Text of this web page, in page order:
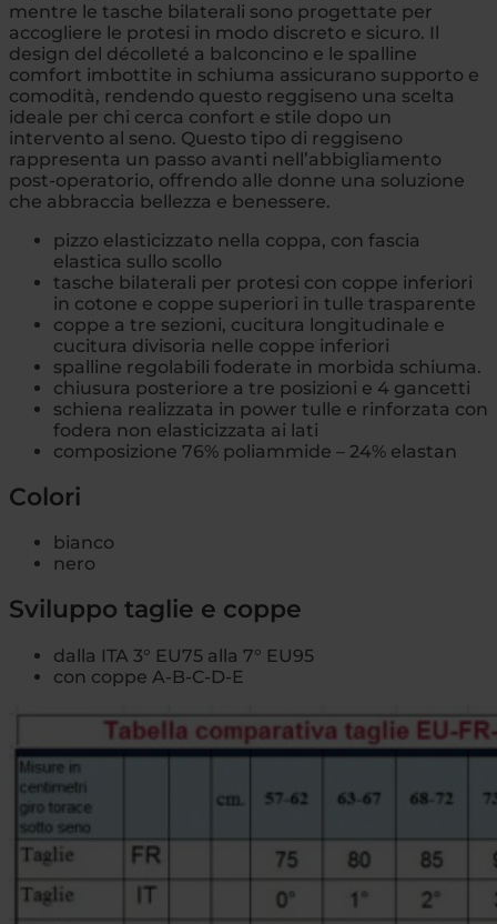
mentre le tasche bilaterali sono progettate per
accogliere le protesi in modo discreto e sicuro. Il
design del décolleté a balconcino e le spalline
comfort imbottite in schiuma assicurano supporto e
comodità, rendendo questo reggiseno una scelta
ideale per chi cerca confort e stile dopo un
intervento al seno. Questo tipo di reggiseno
rappresenta un passo avanti nell’abbigliamento
post-operatorio, offrendo alle donne una soluzione
che abbraccia bellezza e benessere.
pizzo elasticizzato nella coppa, con fascia
elastica sullo scollo
tasche bilaterali per protesi con coppe inferiori
in cotone e coppe superiori in tulle trasparente
coppe a tre sezioni, cucitura longitudinale e
cucitura divisoria nelle coppe inferiori
spalline regolabili foderate in morbida schiuma.
chiusura posteriore a tre posizioni e 4 gancetti
schiena realizzata in power tulle e rinforzata con
fodera non elasticizzata ai lati
composizione 76% poliammide – 24% elastan
Colori
bianco
nero
Sviluppo taglie e coppe
dalla ITA 3° EU75 alla 7° EU95
con coppe A-B-C-D-E